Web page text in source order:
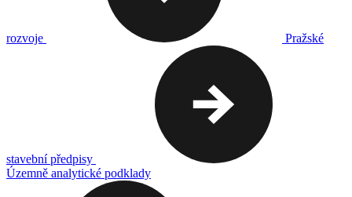
rozvoje Pražské
stavební předpisy
Územně analytické podklady